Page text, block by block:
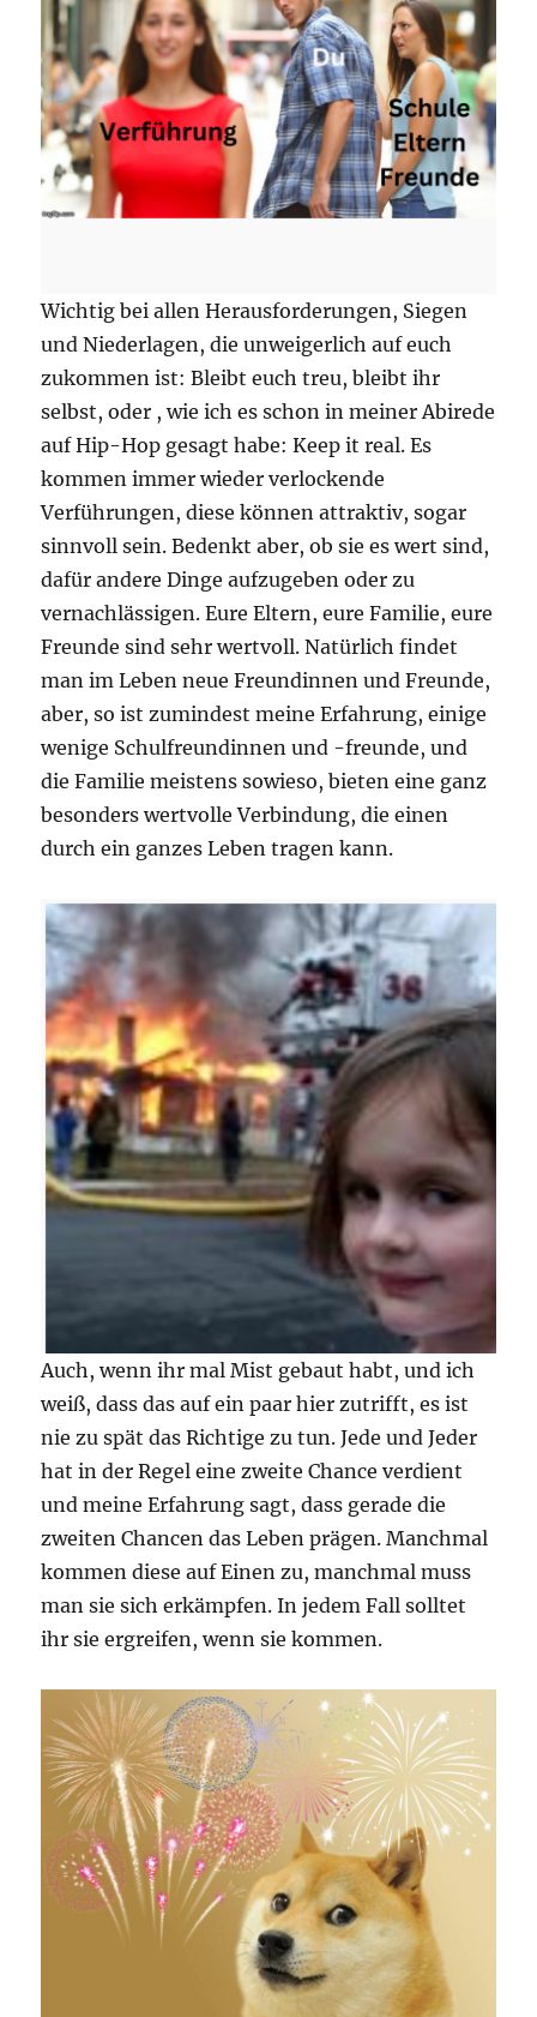
Wichtig bei allen Herausforderungen, Siegen
und Niederlagen, die unweigerlich auf euch
zukommen ist: Bleibt euch treu, bleibt ihr
selbst, oder , wie ich es schon in meiner Abirede
auf Hip-Hop gesagt habe: Keep it real. Es
kommen immer wieder verlockende
Verführungen, diese können attraktiv, sogar
sinnvoll sein. Bedenkt aber, ob sie es wert sind,
dafür andere Dinge aufzugeben oder zu
vernachlässigen. Eure Eltern, eure Familie, eure
Freunde sind sehr wertvoll. Natürlich findet
man im Leben neue Freundinnen und Freunde,
aber, so ist zumindest meine Erfahrung, einige
wenige Schulfreundinnen und -freunde, und
die Familie meistens sowieso, bieten eine ganz
besonders wertvolle Verbindung, die einen
durch ein ganzes Leben tragen kann.
Auch, wenn ihr mal Mist gebaut habt, und ich
weiß, dass das auf ein paar hier zutrifft, es ist
nie zu spät das Richtige zu tun. Jede und Jeder
hat in der Regel eine zweite Chance verdient
und meine Erfahrung sagt, dass gerade die
zweiten Chancen das Leben prägen. Manchmal
kommen diese auf Einen zu, manchmal muss
man sie sich erkämpfen. In jedem Fall solltet
ihr sie ergreifen, wenn sie kommen.